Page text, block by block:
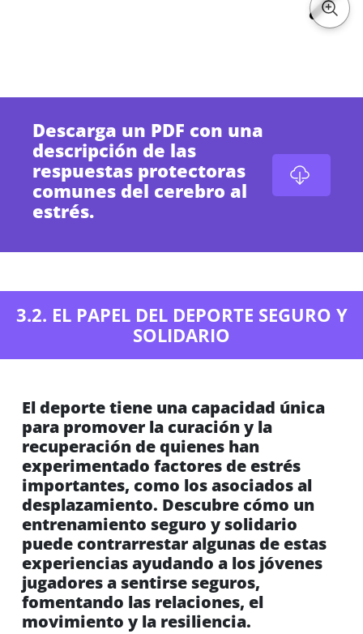
Descarga un PDF con una
descripción de las
respuestas protectoras
comunes del cerebro al
estrés.
3.2. EL PAPEL DEL DEPORTE SEGURO Y
SOLIDARIO
El deporte tiene una capacidad única
para promover la curación y la
recuperación de quienes han
experimentado factores de estrés
importantes, como los asociados al
desplazamiento. Descubre cómo un
entrenamiento seguro y solidario
puede contrarrestar algunas de estas
experiencias ayudando a los jóvenes
jugadores a sentirse seguros,
fomentando las relaciones, el
movimiento y la resiliencia.